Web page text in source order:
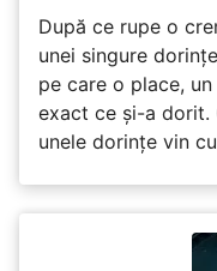
După ce rupe o
unei singure
pe care o place,
exact ce și-a dorit.
unele dorințe vin